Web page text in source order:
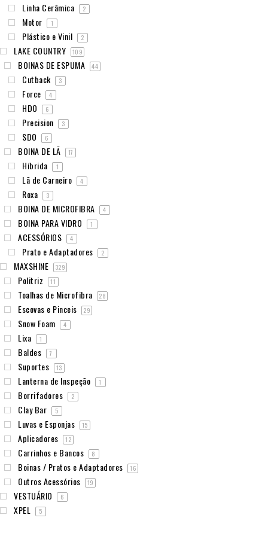
Linha Cerâmica 2
Motor 1
Plástico e Vinil 2
LAKE COUNTRY 109
BOINAS DE ESPUMA 44
Cutback 3
Force 4
HDO 6
Precision 3
SDO 6
BOINA DE LÃ 17
Híbrida 1
Lã de Carneiro 4
Roxa 3
BOINA DE MICROFIBRA 4
BOINA PARA VIDRO 1
ACESSÓRIOS 4
Prato e Adaptadores 2
MAXSHINE 329
Politriz 11
Toalhas de Microfibra 28
Escovas e Pinceis 29
Snow Foam 4
Lixa 1
Baldes 7
Suportes 13
Lanterna de Inspeção 1
Borrifadores 2
Clay Bar 5
Luvas e Esponjas 15
Aplicadores 12
Carrinhos e Bancos 8
Boinas / Pratos e Adaptadores 16
Outros Acessórios 19
VESTUÁRIO 6
XPEL 5